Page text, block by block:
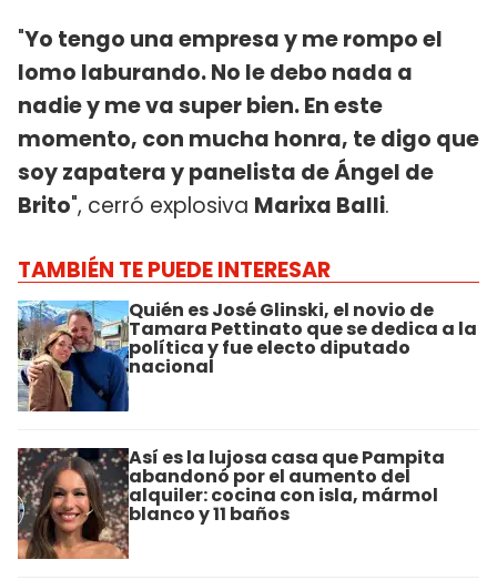
"Yo tengo una empresa y me rompo el
lomo laburando. No le debo nada a
nadie y me va super bien. En este
momento, con mucha honra, te digo que
soy zapatera y panelista de Ángel de
Brito", cerró explosiva Marixa Balli.
TAMBIÉN TE PUEDE INTERESAR
Quién es José Glinski, el novio de
Tamara Pettinato que se dedica a la
política y fue electo diputado
nacional
Así es la lujosa casa que Pampita
abandonó por el aumento del
alquiler: cocina con isla, mármol
blanco y 11 baños